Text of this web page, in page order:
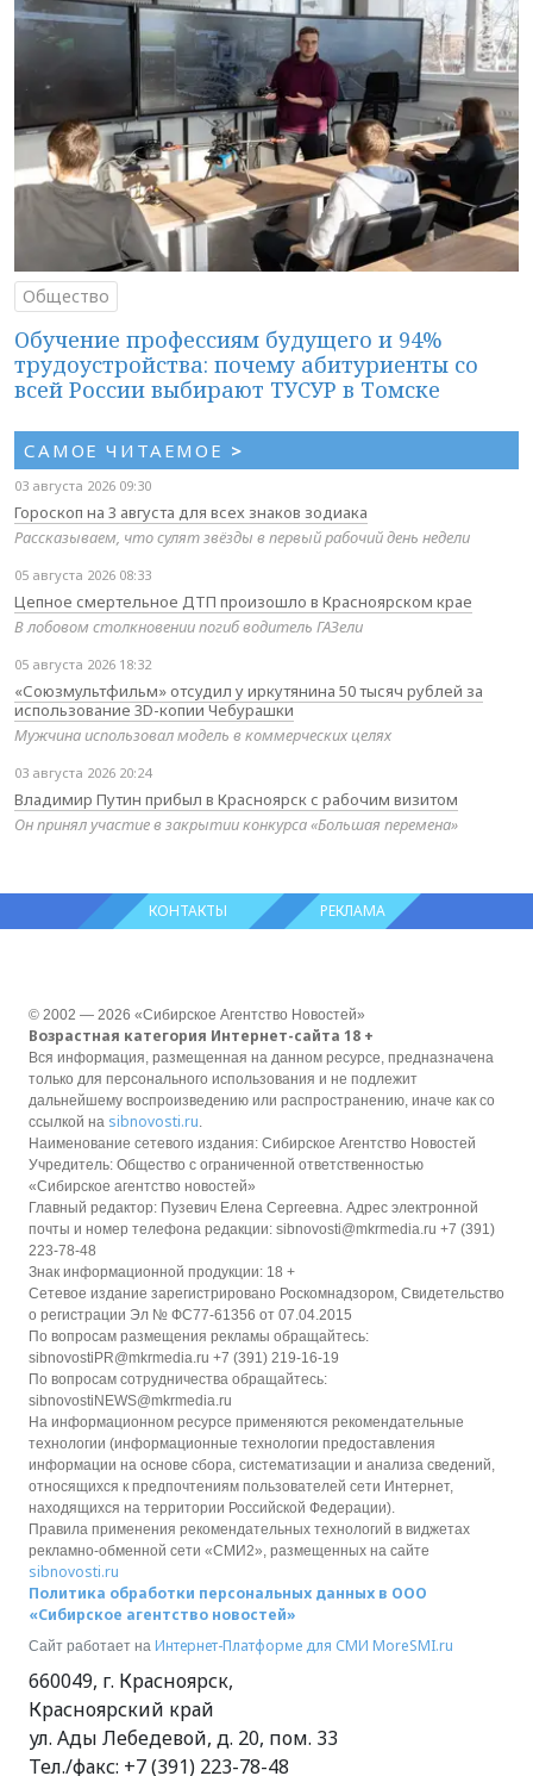
Общество
Обучение профессиям будущего и 94%
трудоустройства: почему абитуриенты со
всей России выбирают ТУСУР в Томске
САМОЕ ЧИТАЕМОЕ >
03 августа 2026 09:30
Гороскоп на 3 августа для всех знаков зодиака
Рассказываем, что сулят звёзды в первый рабочий день недели
05 августа 2026 08:33
Цепное смертельное ДТП произошло в Красноярском крае
В лобовом столкновении погиб водитель ГАЗели
05 августа 2026 18:32
«Союзмультфильм» отсудил у иркутянина 50 тысяч рублей за
использование 3D-копии Чебурашки
Мужчина использовал модель в коммерческих целях
03 августа 2026 20:24
Владимир Путин прибыл в Красноярск с рабочим визитом
Он принял участие в закрытии конкурса «Большая перемена»
КОНТАКТЫ РЕКЛАМА
© 2002 — 2026 «Сибирское Агентство Новостей»
Возрастная категория Интернет-сайта 18 +
Вся информация, размещенная на данном ресурсе, предназначена
только для персонального использования и не подлежит
дальнейшему воспроизведению или распространению, иначе как со
ссылкой на sibnovosti.ru.
Наименование сетевого издания: Сибирское Агентство Новостей
Учредитель: Общество с ограниченной ответственностью
«Сибирское агентство новостей»
Главный редактор: Пузевич Елена Сергеевна. Адрес электронной
почты и номер телефона редакции: sibnovosti@mkrmedia.ru +7 (391)
223-78-48
Знак информационной продукции: 18 +
Сетевое издание зарегистрировано Роскомнадзором, Свидетельство
о регистрации Эл № ФС77-61356 от 07.04.2015
По вопросам размещения рекламы обращайтесь:
sibnovostiPR@mkrmedia.ru +7 (391) 219-16-19
По вопросам сотрудничества обращайтесь:
sibnovostiNEWS@mkrmedia.ru
На информационном ресурсе применяются рекомендательные
технологии (информационные технологии предоставления
информации на основе сбора, систематизации и анализа сведений,
относящихся к предпочтениям пользователей сети Интернет,
находящихся на территории Российской Федерации).
Правила применения рекомендательных технологий в виджетах
рекламно-обменной сети «СМИ2», размещенных на сайте
sibnovosti.ru
Политика обработки персональных данных в ООО
«Сибирское агентство новостей»
Сайт работает на Интернет-Платформе для СМИ MoreSMI.ru
660049, г. Красноярск,
Красноярский край
ул. Ады Лебедевой, д. 20, пом. 33
Тел./факс: +7 (391) 223-78-48